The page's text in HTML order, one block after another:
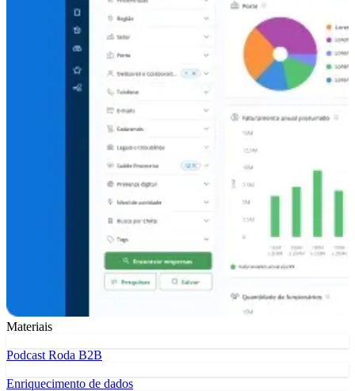
Materiais
Podcast Roda B2B
Enriquecimento de dados